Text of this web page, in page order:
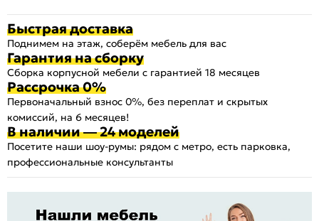
Быстрая доставка
Поднимем на этаж, соберём мебель для вас
Гарантия на сборку
Сборка корпусной мебели с гарантией 18 месяцев
Рассрочка 0%
Первоначальный взнос 0%, без переплат и скрытых
комиссий, на 6 месяцев!
В наличии — 24 моделей
Посетите наши шоу-румы: рядом с метро, есть парковка,
профессиональные консультанты